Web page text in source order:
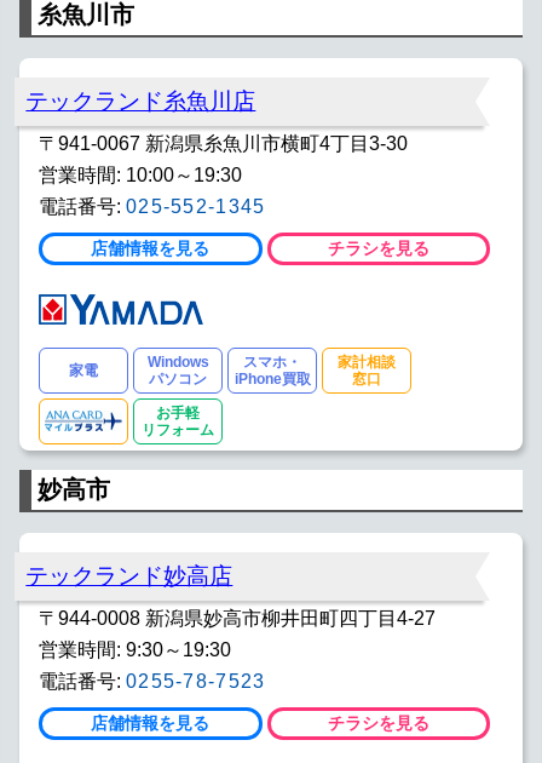
糸魚川市
テックランド糸魚川店
〒941-0067 新潟県糸魚川市横町4丁目3-30
営業時間: 10:00～19:30
電話番号: 025-552-1345
店舗情報を見る チラシを見る
家電
Windows
パソコン
スマホ・
iPhone買取
家計相談
窓口
お手軽
リフォーム
妙高市
テックランド妙高店
〒944-0008 新潟県妙高市柳井田町四丁目4-27
営業時間: 9:30～19:30
電話番号: 0255-78-7523
店舗情報を見る チラシを見る